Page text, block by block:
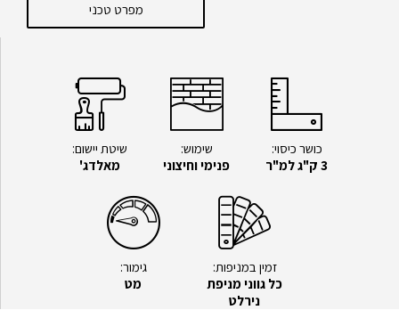
מפרט טכני
כושר כיסוי:
3 ק"ג למ"ר
שימוש:
פנימי וחיצוני
שיטת יישום:
מאלדג'
זמין במניפות:
כל גווני מניפת
נירלט
גימור:
מט